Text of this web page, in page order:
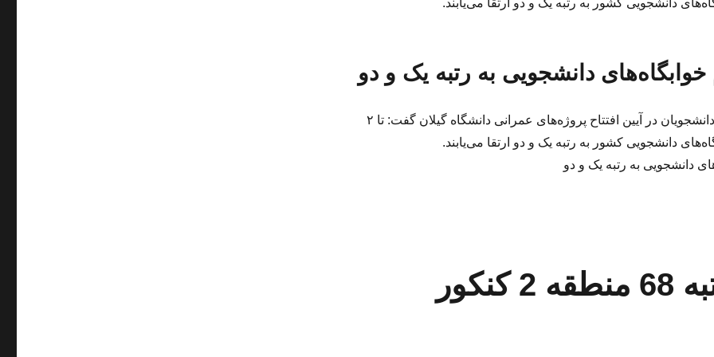
دانشجویی کشور به رتبه یک و دو ارتقا می‌یابند.
خوابگاه‌های دانشجویی به رتبه یک و دو
رئیس سازمان امور دانشجویان در آیین افتتاح پروژه‌های عمرانی دانشگاه گیلان گفت: تا ۲
دانشجویی کشور به رتبه یک و دو ارتقا می‌یابند.
دانشجویی به رتبه یک و دو
مصاحبه اختصاصی با رتبه 68 منطقه 2 کنکور